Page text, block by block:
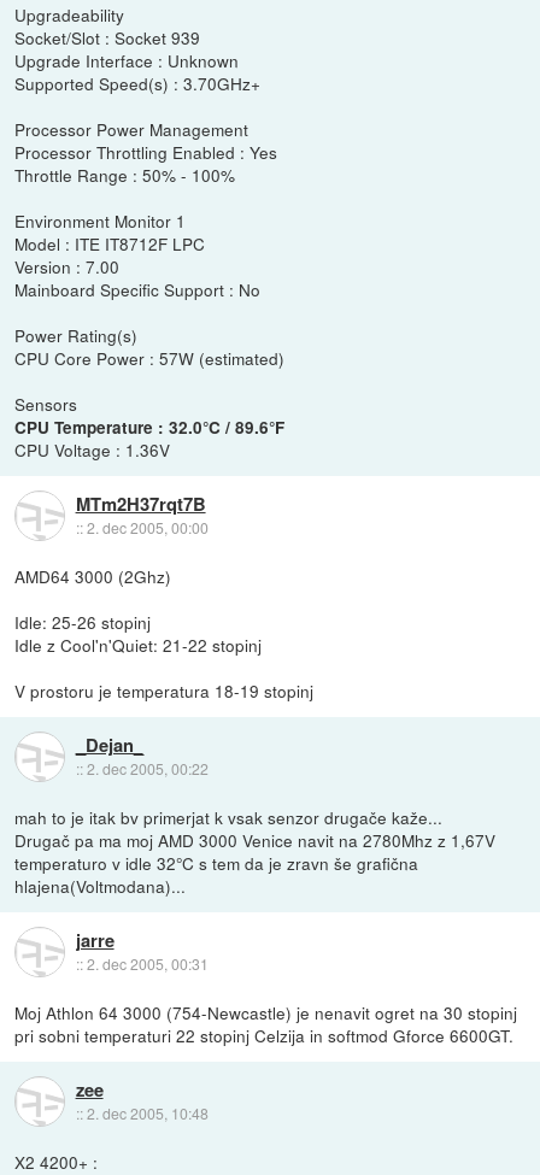
Upgradeability
Socket/Slot : Socket 939
Upgrade Interface : Unknown
Supported Speed(s) : 3.70GHz+
Processor Power Management
Processor Throttling Enabled : Yes
Throttle Range : 50% - 100%
Environment Monitor 1
Model : ITE IT8712F LPC
Version : 7.00
Mainboard Specific Support : No
Power Rating(s)
CPU Core Power : 57W (estimated)
Sensors
CPU Temperature : 32.0°C / 89.6°F
CPU Voltage : 1.36V
MTm2H37rqt7B
::2. dec 2005, 00:00
AMD64 3000 (2Ghz)
Idle: 25-26 stopinj
Idle z Cool'n'Quiet: 21-22 stopinj
V prostoru je temperatura 18-19 stopinj
_Dejan_
::2. dec 2005, 00:22
mah to je itak bv primerjat k vsak senzor drugače kaže...
Drugač pa ma moj AMD 3000 Venice navit na 2780Mhz z 1,67V
temperaturo v idle 32°C s tem da je zravn še grafična
hlajena(Voltmodana)...
jarre
::2. dec 2005, 00:31
Moj Athlon 64 3000 (754-Newcastle) je nenavit ogret na 30 stopinj
pri sobni temperaturi 22 stopinj Celzija in softmod Gforce 6600GT.
zee
::2. dec 2005, 10:48
X2 4200+ :